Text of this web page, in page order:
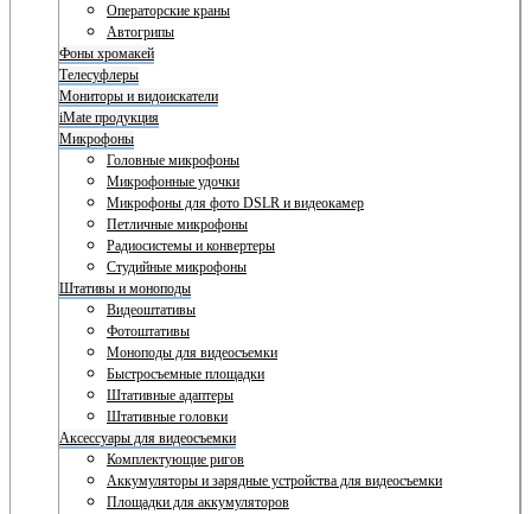
Операторские краны
Автогрипы
Фоны хромакей
Телесуфлеры
Мониторы и видоискатели
iMate продукция
Микрофоны
Головные микрофоны
Микрофонные удочки
Микрофоны для фото DSLR и видеокамер
Петличные микрофоны
Радиосистемы и конвертеры
Студийные микрофоны
Штативы и моноподы
Видеоштативы
Фотоштативы
Моноподы для видеосъемки
Быстросъемные площадки
Штативные адаптеры
Штативные головки
Аксессуары для видеосъемки
Комплектующие ригов
Аккумуляторы и зарядные устройства для видеосъемки
Площадки для аккумуляторов